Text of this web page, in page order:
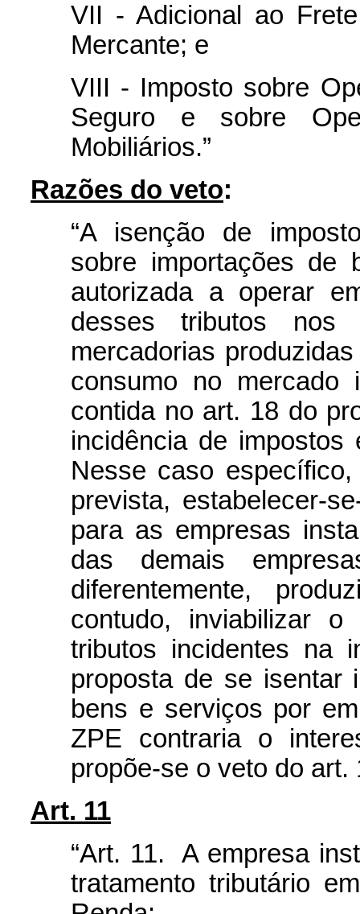
VII - Adicional ao
Mercante; e
VIII - Imposto sobre
Seguro e sobre
Mobiliários.”
Razões do veto:
“A isenção de
sobre importações de
autorizada a operar
desses tributos
mercadorias
consumo no mercado
contida no art. 18 do
incidência de impostos
Nesse caso
prevista, estabelecer-
para as empresas
das demais
diferentemente,
contudo, inviabilizar o
tributos incidentes na
proposta de se isentar
bens e serviços por
ZPE contraria o
propõe-se o veto do art.
Art. 11
“Art. 11. A empresa
tratamento tributário